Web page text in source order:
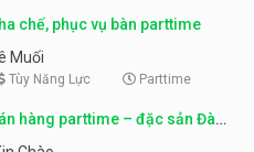
chế, phục vụ bàn parttime
Muối
Tùy Năng Lực Parttime
hàng parttime – đặc sản Đà